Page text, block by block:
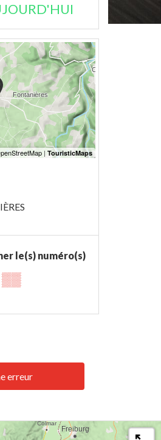
le(s) numéro(s)
▒▒
erreur